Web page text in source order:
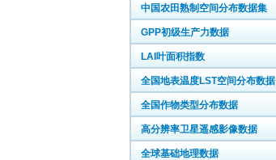
中国农田熟制空间分布数据集
GPP初级生产力数据
LAI叶面积指数
全国地表温度LST空间分布数据
全国作物类型分布数据
高分辨率卫星遥感影像数据
全球基础地理数据